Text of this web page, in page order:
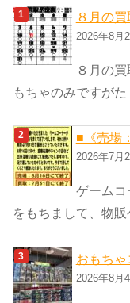
ゴ
リ
ー
８月の
2026年8月
８月の
もちゃのみですがた
■《売場
2026年7月
ゲームコ
をもちまして、物
おもち
2026年8月